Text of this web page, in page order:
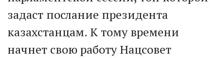
задаст послание президента
казахстанцам. К тому времени
начнет свою работу Нацсовет